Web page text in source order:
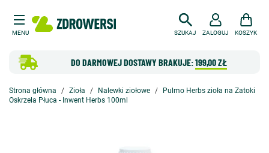
MENU SZUKAJ
DO DARMOWEJ DOSTAWY BRAKUJE:199,00 ZŁ
ZALOGUJ KOSZYK
Strona główna Zioła Nalewki ziołowe
Pulmo Herbs zioła na Zatoki
Oskrzela Płuca - Inwent Herbs 100ml